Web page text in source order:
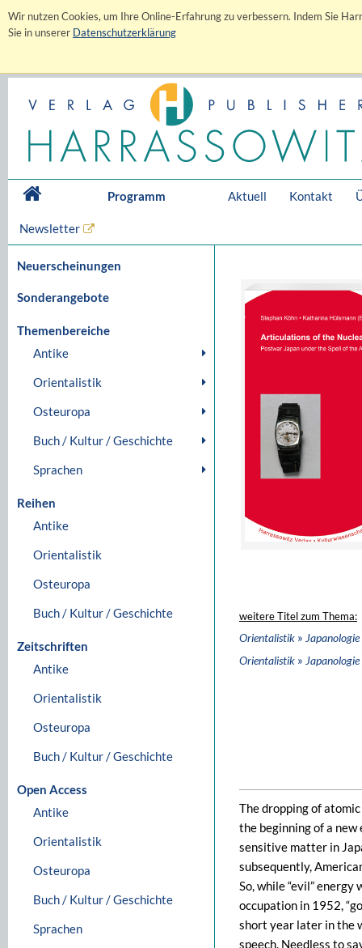
Wir nutzen Cookies, um Ihre Online-Erfahrung zu verbessern. Indem Sie
Sie in unserer Datenschutzerklärung
Programm Aktuell Kontakt
Newsletter
Neuerscheinungen
Sonderangebote
Themenbereiche
Antike
Orientalistik
Osteuropa
Buch / Kultur / Geschichte
Sprachen
Reihen
Antike
Orientalistik
Osteuropa
Buch / Kultur / Geschichte
Zeitschriften
Antike
Orientalistik
Osteuropa
Buch / Kultur / Geschichte
Open Access
Antike
Orientalistik
Osteuropa
Buch / Kultur / Geschichte
Sprachen
weitere Titel zum Thema:
Orientalistik » Japanologie
Orientalistik » Japanologie
The dropping of
the beginning of a
sensitive matter in
subsequently,
So, while “evil”
occupation in 1952,
short year later in the
speech. Needless to